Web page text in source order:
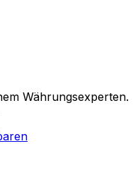
Währungsexperten.